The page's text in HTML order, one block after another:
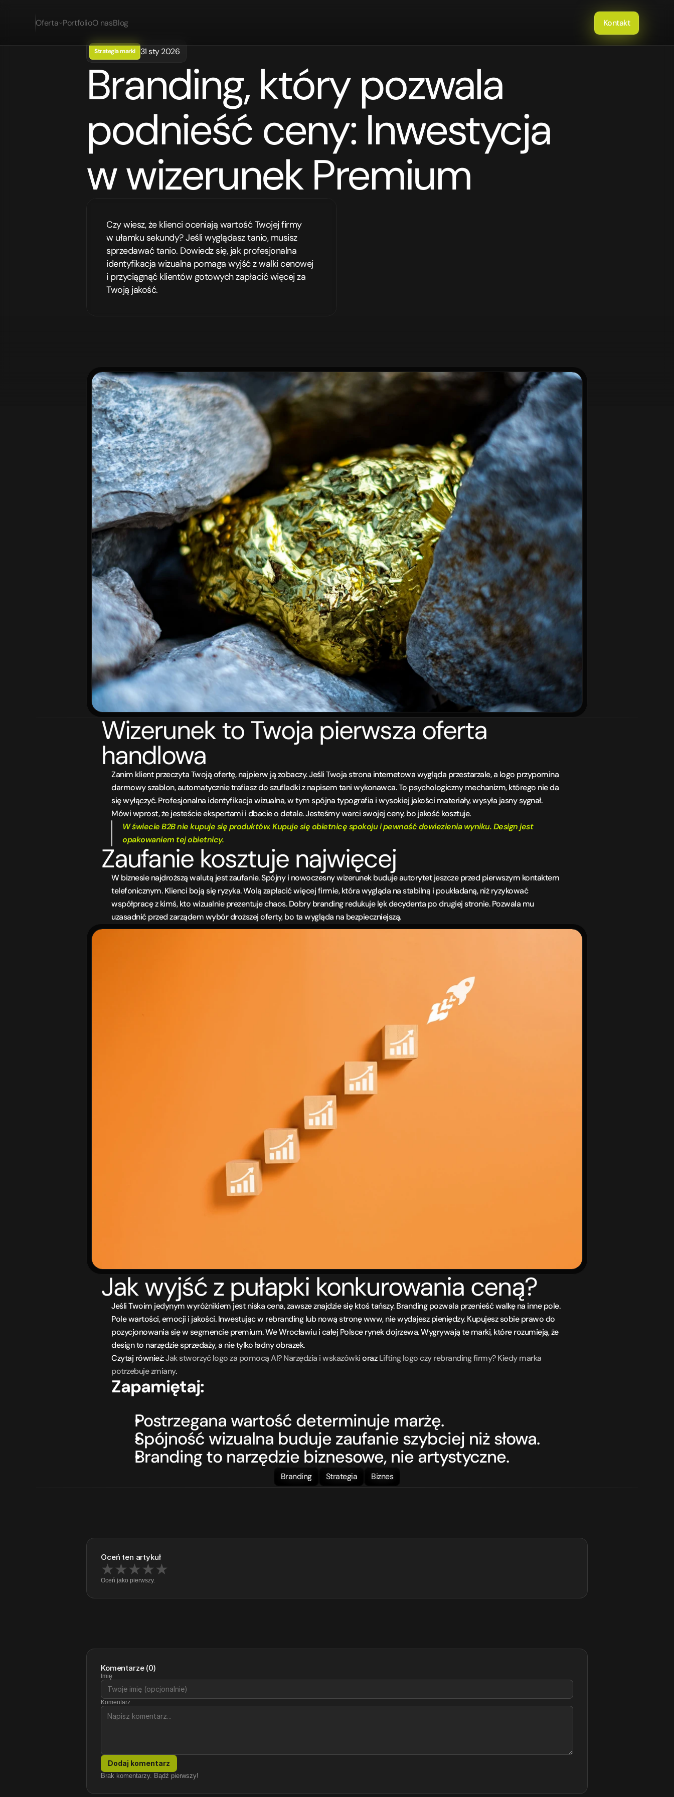
Strategia marki 31 sty 2026
Branding, który pozwala
podnieść ceny: Inwestycja
w wizerunek Premium
Czy wiesz, że klienci oceniają wartość Twojej firmy
w ułamku sekundy? Jeśli wyglądasz tanio, musisz
sprzedawać tanio. Dowiedz się, jak profesjonalna
identyfikacja wizualna pomaga wyjść z walki cenowej
i przyciągnąć klientów gotowych zapłacić więcej za
Twoją jakość.
Wizerunek to Twoja pierwsza oferta
handlowa
Zanim klient przeczyta Twoją ofertę, najpierw ją zobaczy. Jeśli Twoja strona internetowa wygląda przestarzale, a logo przypomina
darmowy szablon, automatycznie trafiasz do szufladki z napisem tani wykonawca. To psychologiczny mechanizm, którego nie da
się wyłączyć. Profesjonalna identyfikacja wizualna, w tym spójna typografia i wysokiej jakości materiały, wysyła jasny sygnał.
Mówi wprost, że jesteście ekspertami i dbacie o detale. Jesteśmy warci swojej ceny, bo jakość kosztuje.
W świecie B2B nie kupuje się produktów. Kupuje się obietnicę spokoju i pewność dowiezienia wyniku. Design jest
opakowaniem tej obietnicy.
Zaufanie kosztuje najwięcej
W biznesie najdroższą walutą jest zaufanie. Spójny i nowoczesny wizerunek buduje autorytet jeszcze przed pierwszym kontaktem
telefonicznym. Klienci boją się ryzyka. Wolą zapłacić więcej firmie, która wygląda na stabilną i poukładaną, niż ryzykować
współpracę z kimś, kto wizualnie prezentuje chaos. Dobry branding redukuje lęk decydenta po drugiej stronie. Pozwala mu
uzasadnić przed zarządem wybór droższej oferty, bo ta wygląda na bezpieczniejszą.
Jak wyjść z pułapki konkurowania ceną?
Jeśli Twoim jedynym wyróżnikiem jest niska cena, zawsze znajdzie się ktoś tańszy. Branding pozwala przenieść walkę na inne pole.
Pole wartości, emocji i jakości. Inwestując w rebranding lub nową stronę www, nie wydajesz pieniędzy. Kupujesz sobie prawo do
pozycjonowania się w segmencie premium. We Wrocławiu i całej Polsce rynek dojrzewa. Wygrywają te marki, które rozumieją, że
design to narzędzie sprzedaży, a nie tylko ładny obrazek.
Czytaj również: Jak stworzyć logo za pomocą AI? Narzędzia i wskazówki oraz Lifting logo czy rebranding firmy? Kiedy marka
potrzebuje zmiany.
Zapamiętaj:
Postrzegana wartość determinuje marżę.
Spójność wizualna buduje zaufanie szybciej niż słowa.
Branding to narzędzie biznesowe, nie artystyczne.
Branding Strategia Biznes
Oceń ten artykuł
★★★★★
Oceń jako pierwszy.
Komentarze(0)
Imię
Komentarz
Dodaj komentarz
Brak komentarzy. Bądź pierwszy!
Oferta PortfolioO nasBlog Kontakt